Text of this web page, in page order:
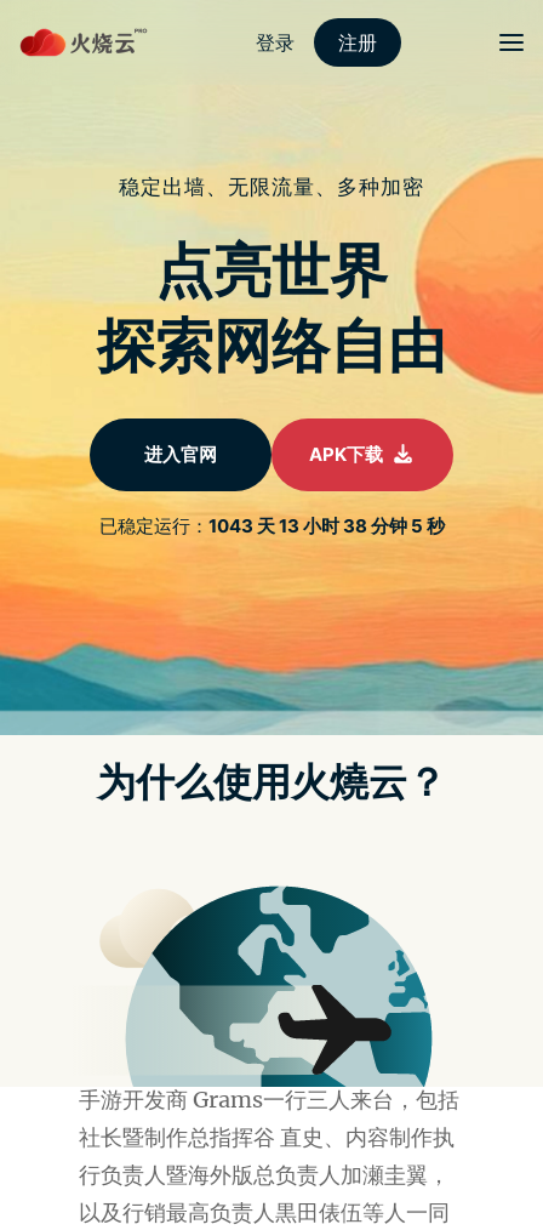
to 2023最新PROTONVPN
标签：妖界黄昏
重新出发！《妖界黄昏
妖怪皇帝与终焉的夜叉
姬》上市活动，开发团
队来台回应长期经营决
这次是卷土重来！华义国际 6 月 1 日举
办日本人气手游《妖界黄昏 – 妖怪皇帝
与终焉的夜叉姬》（ラグナドール 妖し
き皇帝と终焉の夜叉姫）上市活动，现
《妖界黄昏 – 妖怪皇帝与终焉的夜叉
姬》事前预约活动，现已开放。
本次共邀请《妖界黄昏 – 妖怪皇帝与终
焉的夜叉姬》日本原厂团队 gumi 旗下
手游开发商 Grams一行三人来台，包括
社长暨制作总指挥谷 直史、内容制作执
行负责人暨海外版总负责人加瀬圭翼，
以及行销最高负责人黒田俵伍等人一同